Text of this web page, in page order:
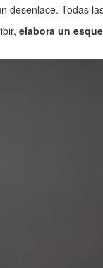
desenlace. Todas
elabora un